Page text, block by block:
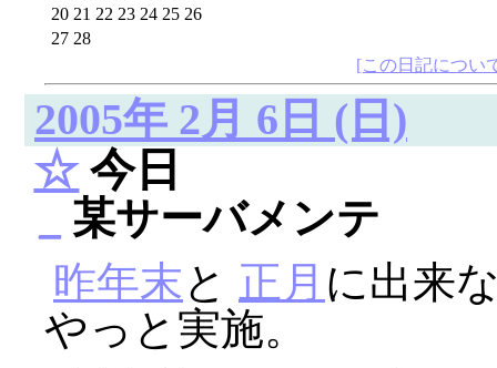
20 21 22 23 24 25 26
27 28
[この日記につい
2005年 2月 6日 (日)
☆今日
某サーバメンテ
昨年末と 正月 に出来
やっと実施。